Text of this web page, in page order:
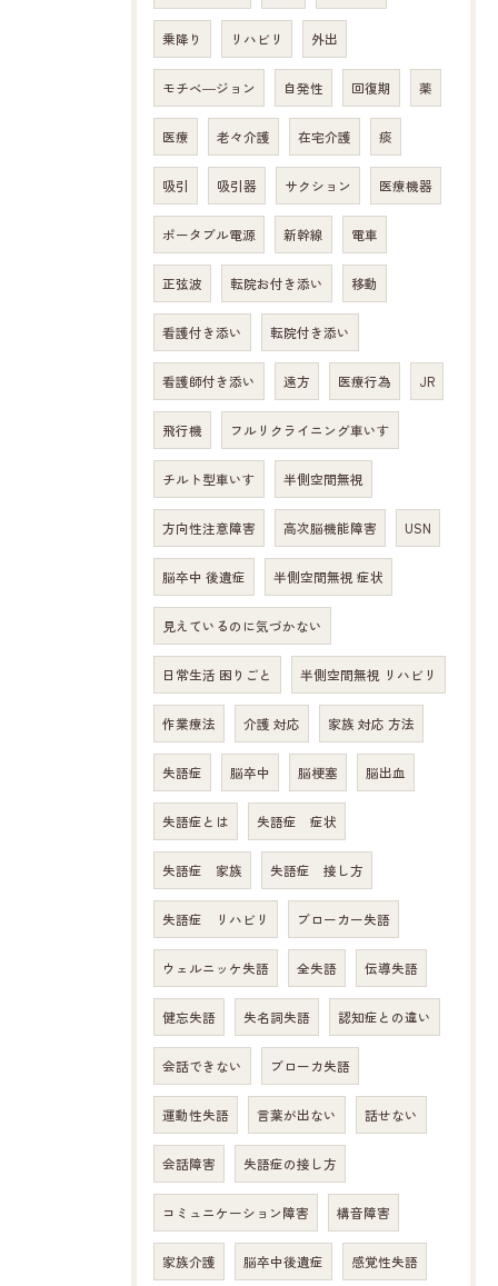
乗降り リハビリ 外出
モチベ―ジョン 自発性 回復期 薬
医療 老々介護 在宅介護 痰
吸引 吸引器 サクション 医療機器
ポータブル電源 新幹線 電車
正弦波 転院お付き添い 移動
看護付き添い 転院付き添い
看護師付き添い 遠方 医療行為 JR
飛行機 フルリクライニング車いす
チルト型車いす 半側空間無視
方向性注意障害 高次脳機能障害 USN
脳卒中 後遺症 半側空間無視 症状
見えているのに気づかない
日常生活 困りごと 半側空間無視 リハビリ
作業療法 介護 対応 家族 対応 方法
失語症 脳卒中 脳梗塞 脳出血
失語症とは 失語症 症状
失語症 家族 失語症 接し方
失語症 リハビリ ブローカー失語
ウェルニッケ失語 全失語 伝導失語
健忘失語 失名詞失語 認知症との違い
会話できない ブローカ失語
運動性失語 言葉が出ない 話せない
会話障害 失語症の接し方
コミュニケーション障害 構音障害
家族介護 脳卒中後遺症 感覚性失語